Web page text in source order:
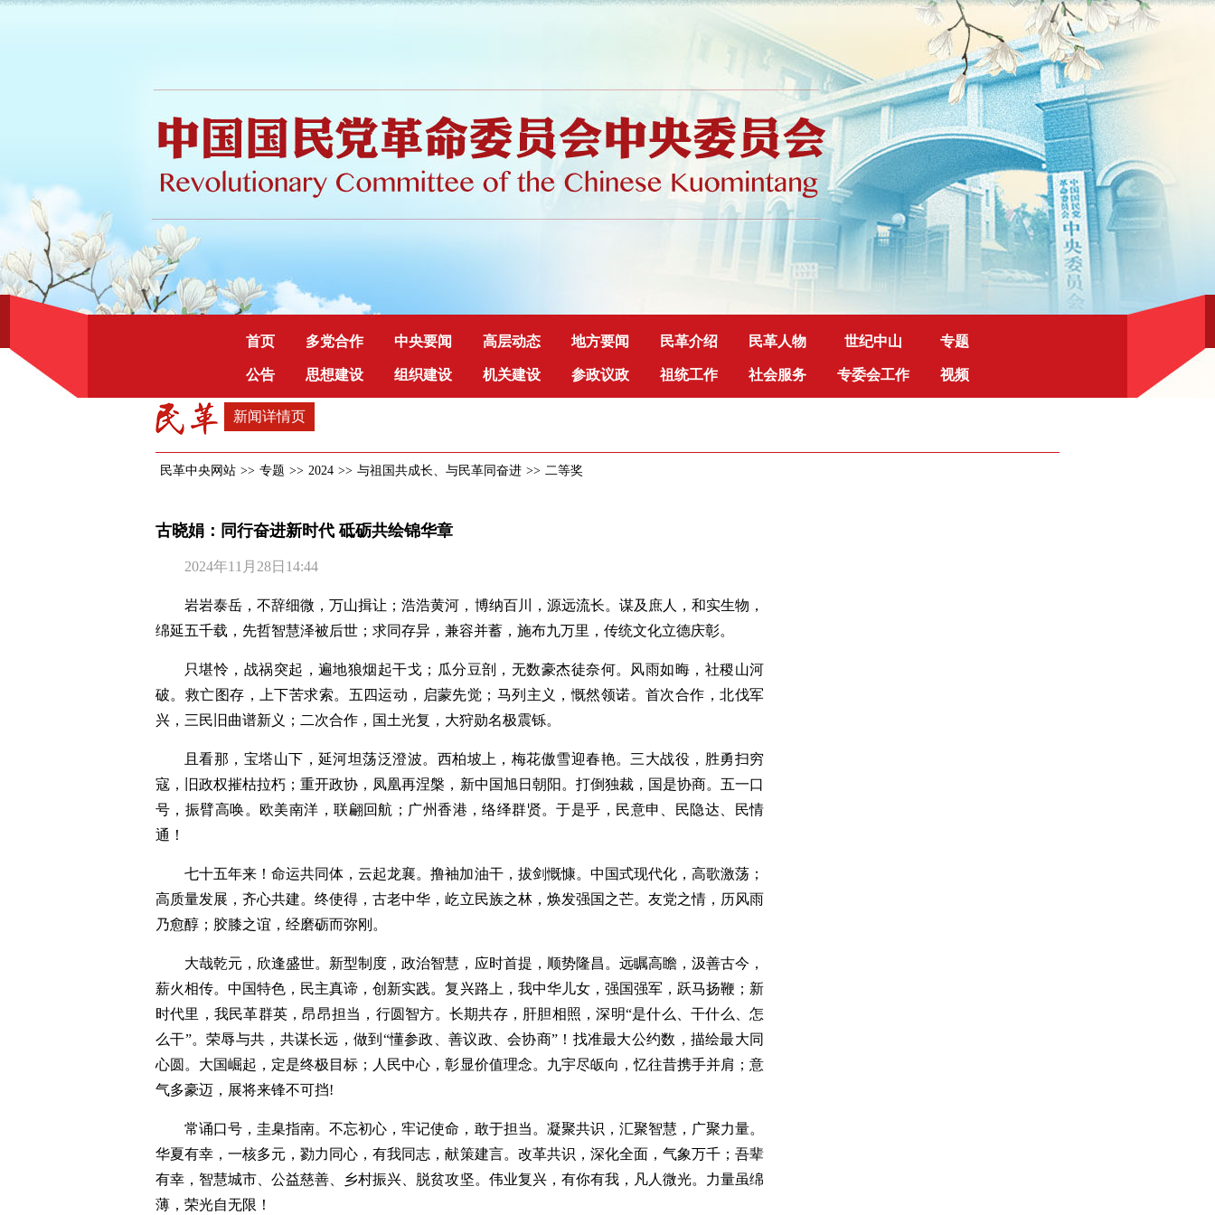
首页 多党合作 中央要闻 高层动态 地方要闻 民革介绍 民革人物 世纪中山 专题
公告 思想建设 组织建设 机关建设 参政议政 祖统工作 社会服务 专委会工作 视频
新闻详情页
民革中央网站 >> 专题 >> 2024 >> 与祖国共成长、与民革同奋进 >> 二等奖
古晓娟：同行奋进新时代 砥砺共绘锦华章
2024年11月28日14:44
岩岩泰岳，不辞细微，万山揖让；浩浩黄河，博纳百川，源远流长。谋及庶人，和实生物，
绵延五千载，先哲智慧泽被后世；求同存异，兼容并蓄，施布九万里，传统文化立德庆彰。
只堪怜，战祸突起，遍地狼烟起干戈；瓜分豆剖，无数豪杰徒奈何。风雨如晦，社稷山河
破。救亡图存，上下苦求索。五四运动，启蒙先觉；马列主义，慨然领诺。首次合作，北伐军
兴，三民旧曲谱新义；二次合作，国土光复，大狩勋名极震铄。
且看那，宝塔山下，延河坦荡泛澄波。西柏坡上，梅花傲雪迎春艳。三大战役，胜勇扫穷
寇，旧政权摧枯拉朽；重开政协，凤凰再涅槃，新中国旭日朝阳。打倒独裁，国是协商。五一口
号，振臂高唤。欧美南洋，联翩回航；广州香港，络绎群贤。于是乎，民意申、民隐达、民情
通！
七十五年来！命运共同体，云起龙襄。撸袖加油干，拔剑慨慷。中国式现代化，高歌激荡；
高质量发展，齐心共建。终使得，古老中华，屹立民族之林，焕发强国之芒。友党之情，历风雨
乃愈醇；胶膝之谊，经磨砺而弥刚。
大哉乾元，欣逢盛世。新型制度，政治智慧，应时首提，顺势隆昌。远瞩高瞻，汲善古今，
薪火相传。中国特色，民主真谛，创新实践。复兴路上，我中华儿女，强国强军，跃马扬鞭；新
时代里，我民革群英，昂昂担当，行圆智方。长期共存，肝胆相照，深明“是什么、干什么、怎
么干”。荣辱与共，共谋长远，做到“懂参政、善议政、会协商”！找准最大公约数，描绘最大同
心圆。大国崛起，定是终极目标；人民中心，彰显价值理念。九宇尽皈向，忆往昔携手并肩；意
气多豪迈，展将来锋不可挡!
常诵口号，圭臬指南。不忘初心，牢记使命，敢于担当。凝聚共识，汇聚智慧，广聚力量。
华夏有幸，一核多元，勠力同心，有我同志，献策建言。改革共识，深化全面，气象万千；吾辈
有幸，智慧城市、公益慈善、乡村振兴、脱贫攻坚。伟业复兴，有你有我，凡人微光。力量虽绵
薄，荣光自无限！